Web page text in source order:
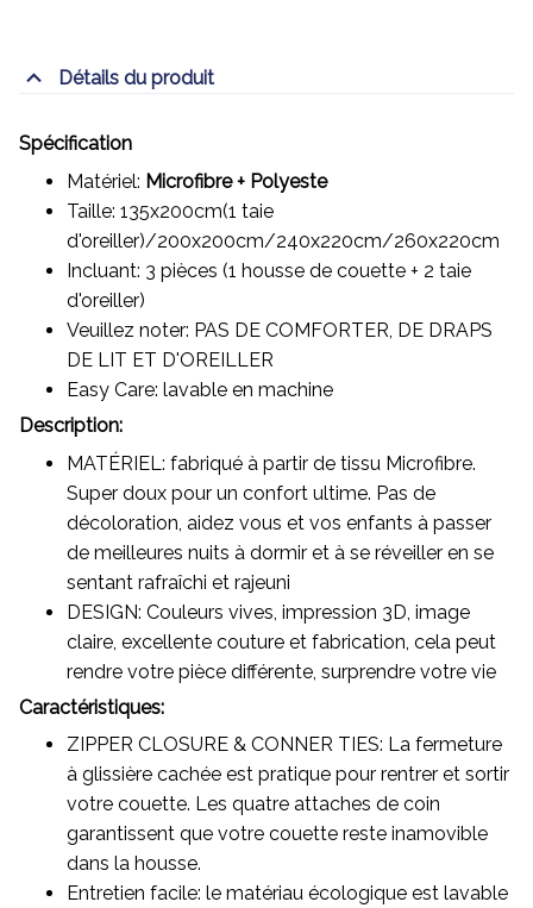
Détails du produit
Spécification
Matériel: Microfibre + Polyeste
Taille: 135x200cm(1 taie
d'oreiller)/200x200cm/240x220cm/260x220cm
Incluant: 3 pièces (1 housse de couette + 2 taie
d'oreiller)
Veuillez noter: PAS DE COMFORTER, DE DRAPS
DE LIT ET D'OREILLER
Easy Care: lavable en machine
Description:
MATÉRIEL: fabriqué à partir de tissu Microfibre.
Super doux pour un confort ultime. Pas de
décoloration, aidez vous et vos enfants à passer
de meilleures nuits à dormir et à se réveiller en se
sentant rafraîchi et rajeuni
DESIGN: Couleurs vives, impression 3D, image
claire, excellente couture et fabrication, cela peut
rendre votre pièce différente, surprendre votre vie
Caractéristiques:
ZIPPER CLOSURE & CONNER TIES: La fermeture
à glissière cachée est pratique pour rentrer et sortir
votre couette. Les quatre attaches de coin
garantissent que votre couette reste inamovible
dans la housse.
Entretien facile: le matériau écologique est lavable